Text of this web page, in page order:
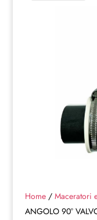
Home/ Maceratori
ANGOLO 90°